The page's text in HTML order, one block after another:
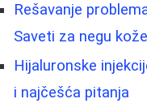
Rešavanje
Saveti za negu kože
Hijaluronske
i najčešća pitanja